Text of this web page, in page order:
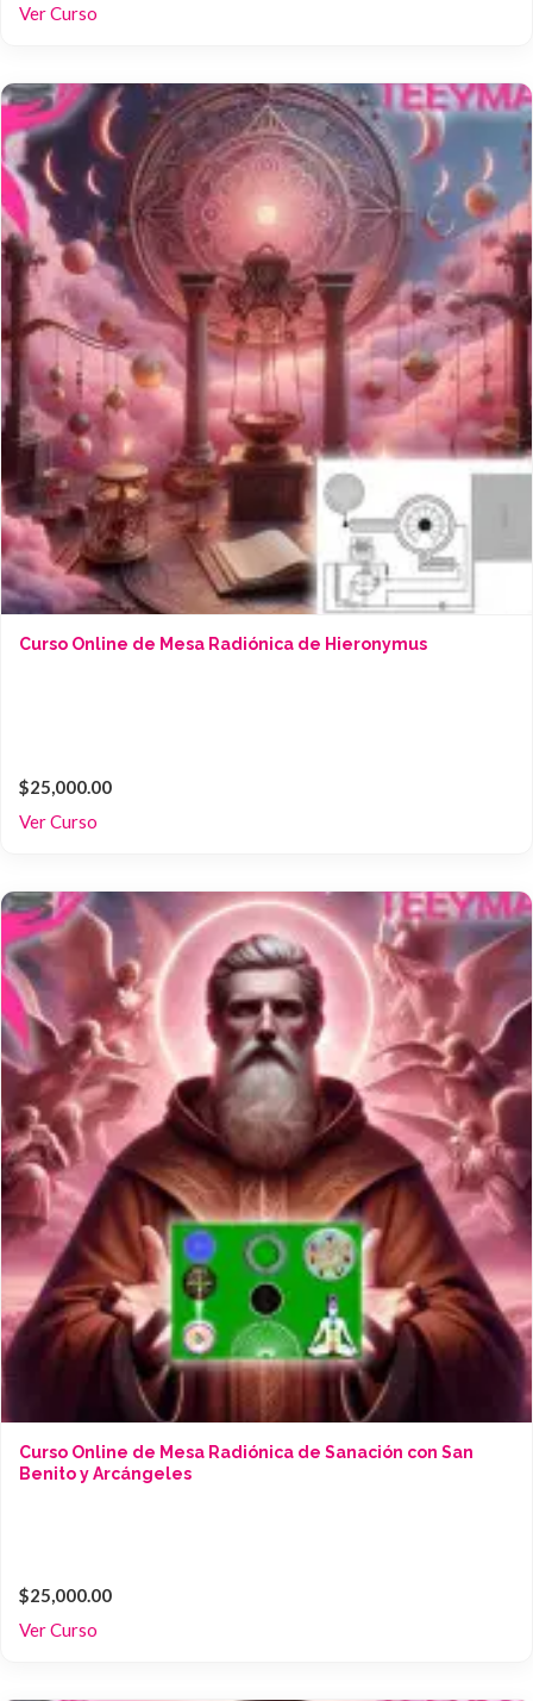
Ver Curso
Curso Online de Mesa Radiónica de Hieronymus
$25,000.00
Ver Curso
Curso Online de Mesa Radiónica de Sanación con San
Benito y Arcángeles
$25,000.00
Ver Curso